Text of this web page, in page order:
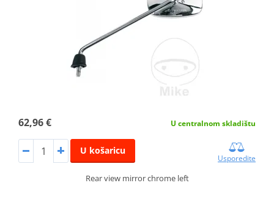
62,96 € U centralnom skladištu
U košaricu
Usporedite
Rear view mirror chrome left